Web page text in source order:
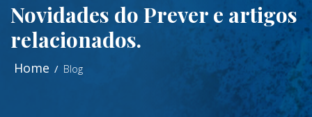
Novidades do Prever e artigos
relacionados.
Home Blog